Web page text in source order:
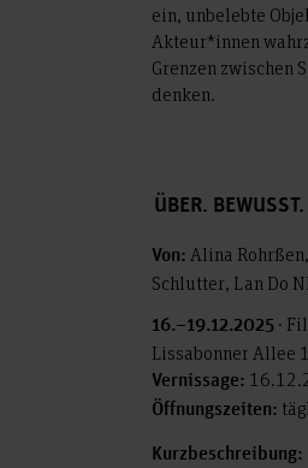
ein, unbelebte
Akteur*innen
Grenzen zwischen
denken.
ÜBER.
Von: Alina
Schlutter, Lan Do
16.–19.12.2025·
Lissabonner Allee
Vernissage:
Öffnungszeiten:
Kurzbeschreibung: